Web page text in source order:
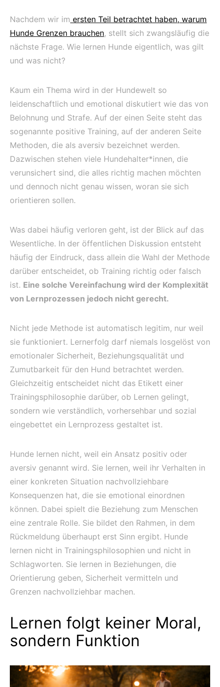
Nachdem wir im ersten Teil betrachtet haben, warum
Hunde Grenzen brauchen, stellt sich zwangsläufig die
nächste Frage. Wie lernen Hunde eigentlich, was gilt
und was nicht?
Kaum ein Thema wird in der Hundewelt so
leidenschaftlich und emotional diskutiert wie das von
Belohnung und Strafe. Auf der einen Seite steht das
sogenannte positive Training, auf der anderen Seite
Methoden, die als aversiv bezeichnet werden.
Dazwischen stehen viele Hundehalter*innen, die
verunsichert sind, die alles richtig machen möchten
und dennoch nicht genau wissen, woran sie sich
orientieren sollen.
Was dabei häufig verloren geht, ist der Blick auf das
Wesentliche. In der öffentlichen Diskussion entsteht
häufig der Eindruck, dass allein die Wahl der Methode
darüber entscheidet, ob Training richtig oder falsch
ist. Eine solche Vereinfachung wird der Komplexität
von Lernprozessen jedoch nicht gerecht.
Nicht jede Methode ist automatisch legitim, nur weil
sie funktioniert. Lernerfolg darf niemals losgelöst von
emotionaler Sicherheit, Beziehungsqualität und
Zumutbarkeit für den Hund betrachtet werden.
Gleichzeitig entscheidet nicht das Etikett einer
Trainingsphilosophie darüber, ob Lernen gelingt,
sondern wie verständlich, vorhersehbar und sozial
eingebettet ein Lernprozess gestaltet ist.
Hunde lernen nicht, weil ein Ansatz positiv oder
aversiv genannt wird. Sie lernen, weil ihr Verhalten in
einer konkreten Situation nachvollziehbare
Konsequenzen hat, die sie emotional einordnen
können. Dabei spielt die Beziehung zum Menschen
eine zentrale Rolle. Sie bildet den Rahmen, in dem
Rückmeldung überhaupt erst Sinn ergibt. Hunde
lernen nicht in Trainingsphilosophien und nicht in
Schlagworten. Sie lernen in Beziehungen, die
Orientierung geben, Sicherheit vermitteln und
Grenzen nachvollziehbar machen.
Lernen folgt keiner Moral,
sondern Funktion